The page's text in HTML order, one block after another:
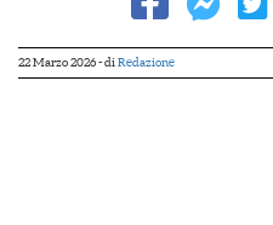
22 Marzo 2026- di Redazione